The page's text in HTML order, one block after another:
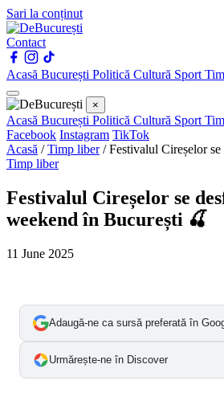
Sari la conținut
Contact
Acasă București Politică Cultură Sport
×
Acasă București Politică Cultură Sport
Facebook Instagram TikTok
Acasă /Timp liber /Festivalul Cireșelor
Timp liber
Festivalul Cireșelor se
weekend în București 🍒
11 June 2025
Adaugă-ne ca sursă preferată în
Urmărește-ne în Discover